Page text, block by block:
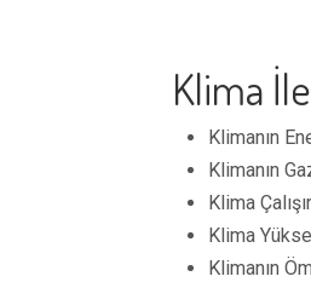
Klima
Klimanın
Klimanın
Klima
Klima
Klimanın